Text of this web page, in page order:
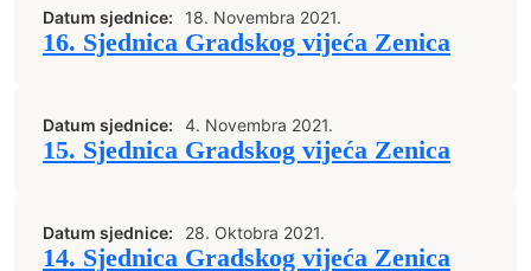
Datum sjednice: 18. Novembra 2021.
16. Sjednica Gradskog vijeća Zenica
Datum sjednice: 4. Novembra 2021.
15. Sjednica Gradskog vijeća Zenica
Datum sjednice: 28. Oktobra 2021.
14. Sjednica Gradskog vijeća Zenica